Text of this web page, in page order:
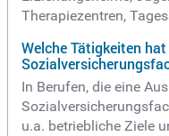
Therapiezentren,
Welche Tätigkeiten
In Berufen, die eine
u.a. betriebliche Ziele